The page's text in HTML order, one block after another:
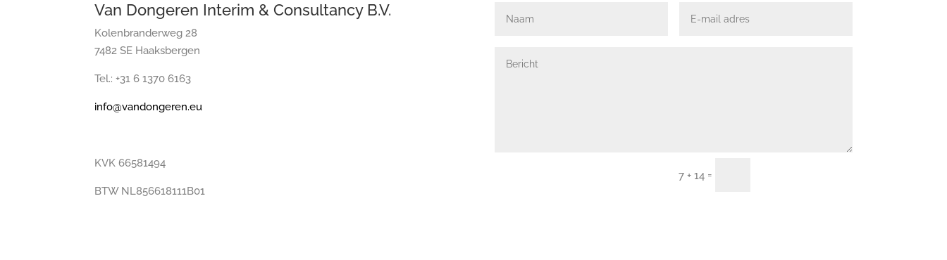
Van Dongeren Interim & Consultancy B.V.
Kolenbranderweg 28
7482 SE Haaksbergen
Tel.: +31 6 1370 6163
info@vandongeren.eu
KVK 66581494
BTW NL856618111B01
7 + 14=